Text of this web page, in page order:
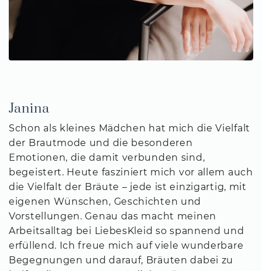
Janina
Schon als kleines Mädchen hat mich die Vielfalt
der Brautmode und die besonderen
Emotionen, die damit verbunden sind,
begeistert. Heute fasziniert mich vor allem auch
die Vielfalt der Bräute – jede ist einzigartig, mit
eigenen Wünschen, Geschichten und
Vorstellungen. Genau das macht meinen
Arbeitsalltag bei LiebesKleid so spannend und
erfüllend. Ich freue mich auf viele wunderbare
Begegnungen und darauf, Bräuten dabei zu